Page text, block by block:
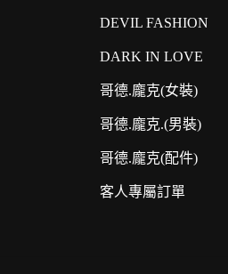
DEVIL FASHION
DARK IN LOVE
哥德.龐克(女裝)
哥德.龐克.(男裝)
哥德.龐克(配件)
客人專屬訂單